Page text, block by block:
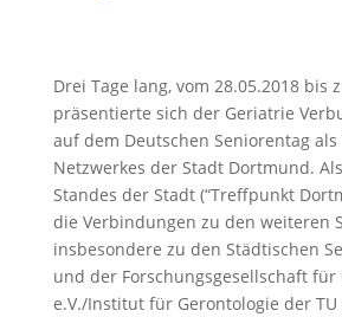
Drei Tage lang, vom 28.05.2018 bis
präsentierte sich der Geriatrie
auf dem Deutschen Seniorentag
Netzwerkes der Stadt Dortmund.
Standes der Stadt (“Treffpunkt
die Verbindungen zu den weiteren
insbesondere zu den Städtischen
und der Forschungsgesellschaft für
e.V./Institut für Gerontologie der